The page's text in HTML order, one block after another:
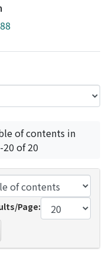
of contents in
of 20
Page: